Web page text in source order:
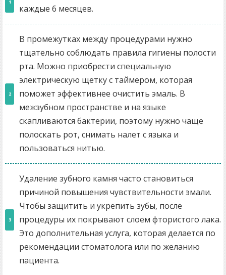
каждые 6 месяцев.
В промежутках между процедурами нужно
тщательно соблюдать правила гигиены полости
рта. Можно приобрести специальную
электрическую щетку с таймером, которая
поможет эффективнее очистить эмаль. В
межзубном пространстве и на языке
скапливаются бактерии, поэтому нужно чаще
полоскать рот, снимать налет с языка и
пользоваться нитью.
Удаление зубного камня часто становиться
причиной повышения чувствительности эмали.
Чтобы защитить и укрепить зубы, после
процедуры их покрывают слоем фтористого лака.
Это дополнительная услуга, которая делается по
рекомендации стоматолога или по желанию
пациента.